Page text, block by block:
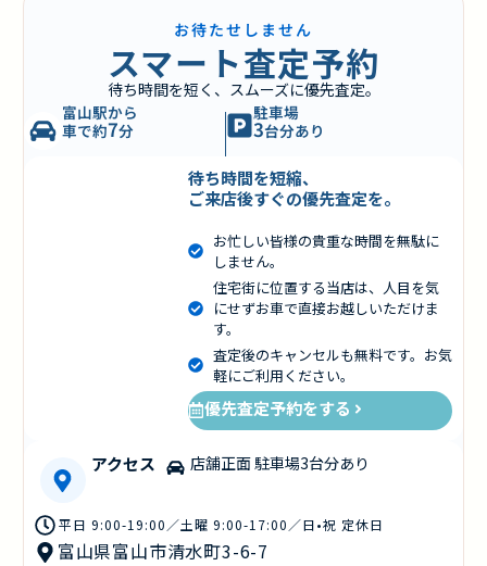
お待たせしません
スマート査定予約
待ち時間を短く、スムーズに優先査定。
富山駅から
車で約7分
駐車場
3台分あり
待ち時間を短縮、
ご来店後すぐの優先査定を。
お忙しい皆様の貴重な時間を無駄に
しません。
住宅街に位置する当店は、人目を気
にせずお車で直接お越しいただけま
す。
査定後のキャンセルも無料です。お気
軽にご利用ください。
優先査定予約をする
アクセス 店舗正面 駐車場3台分あり
平日 9:00-19:00／土曜 9:00-17:00／日•祝 定休日
富山県富山市清水町3-6-7